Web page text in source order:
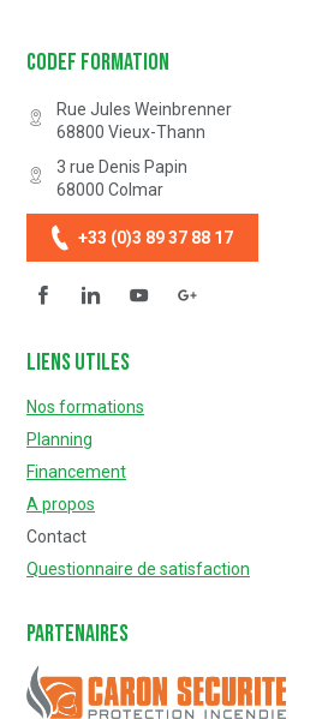
Codef Formation
Rue Jules Weinbrenner
68800 Vieux-Thann
3 rue Denis Papin
68000 Colmar
+33 (0)3 89 37 88 17
FacebookLinkedinYouTube
Liens utiles
Nos formations
Planning
Financement
A propos
Contact
Questionnaire de satisfaction
Partenaires
Caron Sécurité